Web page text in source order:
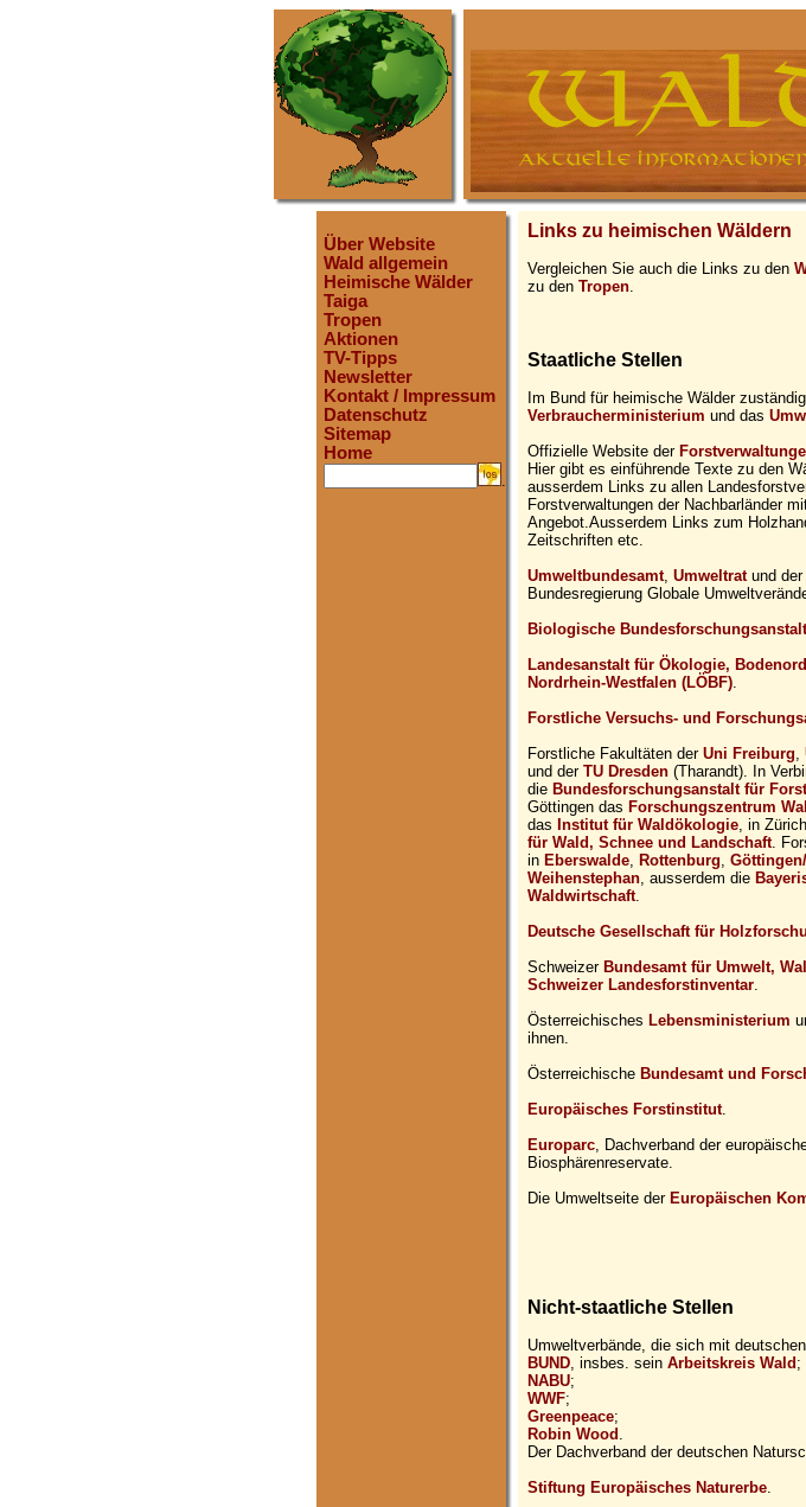
Über Website
Wald allgemein
Heimische Wälder
Taiga
Tropen
Aktionen
TV-Tipps
Newsletter
Kontakt / Impressum
Datenschutz
Sitemap
Home
.
Links zu heimischen Wäldern
Vergleichen Sie auch die Links zu den
zu den Tropen.
Staatliche Stellen
Im Bund für heimische Wälder
Verbraucherministerium und das
Offizielle Website der
Hier gibt es einführende Texte zu den
ausserdem Links zu allen
Forstverwaltungen der Nachbarländer
Angebot.Ausserdem Links zum
Zeitschriften etc.
Umweltbundesamt, Umweltratund der
Bundesregierung Globale
Biologische
Landesanstalt für Ökologie,
Nordrhein-Westfalen (LÖBF).
Forstliche Versuchs- und
Forstliche Fakultäten der Uni Freiburg,
und der TU Dresden (Tharandt). In
die Bundesforschungsanstalt für
Göttingen das Forschungszentrum
das Institut für Waldökologie, in
für Wald, Schnee und Landschaft.
in Eberswalde, Rottenburg,
Weihenstephan, ausserdem die
Waldwirtschaft.
Deutsche Gesellschaft für
Schweizer Bundesamt für Umwelt,
Schweizer Landesforstinventar.
Österreichisches Lebensministerium
ihnen.
Österreichische Bundesamt und
Europäisches Forstinstitut.
Europarc, Dachverband der
Biosphärenreservate.
Die Umweltseite der Europäischen
Nicht-staatliche Stellen
Umweltverbände, die sich mit
BUND, insbes. sein Arbeitskreis Wald ;
NABU;
WWF;
Greenpeace;
Robin Wood .
Der Dachverband der deutschen
Stiftung Europäisches Naturerbe.